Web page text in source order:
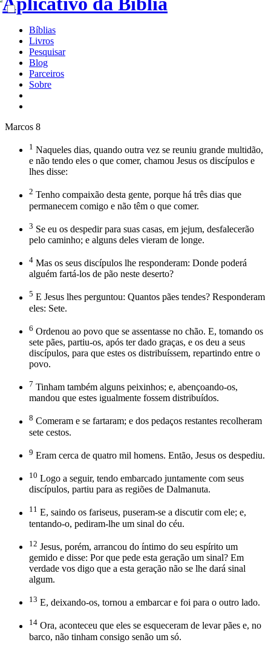
Bíblias
Livros
Pesquisar
Blog
Parceiros
Sobre
Marcos 8
1 Naqueles dias, quando outra vez se reuniu grande multidão,
e não tendo eles o que comer, chamou Jesus os discípulos e
lhes disse:
2 Tenho compaixão desta gente, porque há três dias que
permanecem comigo e não têm o que comer.
3 Se eu os despedir para suas casas, em jejum, desfalecerão
pelo caminho; e alguns deles vieram de longe.
4 Mas os seus discípulos lhe responderam: Donde poderá
alguém fartá-los de pão neste deserto?
5 E Jesus lhes perguntou: Quantos pães tendes? Responderam
eles: Sete.
6 Ordenou ao povo que se assentasse no chão. E, tomando os
sete pães, partiu-os, após ter dado graças, e os deu a seus
discípulos, para que estes os distribuíssem, repartindo entre o
povo.
7 Tinham também alguns peixinhos; e, abençoando-os,
mandou que estes igualmente fossem distribuídos.
8 Comeram e se fartaram; e dos pedaços restantes recolheram
sete cestos.
9 Eram cerca de quatro mil homens. Então, Jesus os despediu.
10 Logo a seguir, tendo embarcado juntamente com seus
discípulos, partiu para as regiões de Dalmanuta.
11 E, saindo os fariseus, puseram-se a discutir com ele; e,
tentando-o, pediram-lhe um sinal do céu.
12 Jesus, porém, arrancou do íntimo do seu espírito um
gemido e disse: Por que pede esta geração um sinal? Em
verdade vos digo que a esta geração não se lhe dará sinal
algum.
13 E, deixando-os, tornou a embarcar e foi para o outro lado.
14 Ora, aconteceu que eles se esqueceram de levar pães e, no
barco, não tinham consigo senão um só.